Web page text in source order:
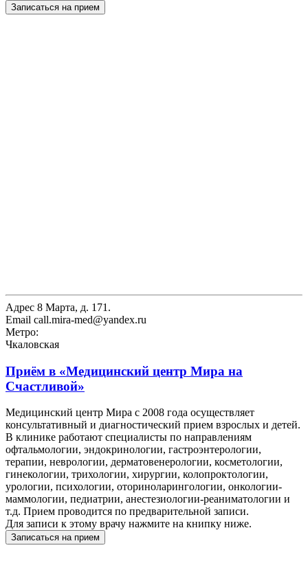
Записаться на прием
Адрес 8 Марта, д. 171.
Email call.mira-med@yandex.ru
Метро:
Чкаловская
Приём в «Медицинский центр Мира на
Счастливой»
Медицинский центр Мира с 2008 года осуществляет
консультативный и диагностический прием взрослых и детей.
В клинике работают специалисты по направлениям
офтальмологии, эндокринологии, гастроэнтерологии,
терапии, неврологии, дерматовенерологии, косметологии,
гинекологии, трихологии, хирургии, колопроктологии,
урологии, психологии, оториноларингологии, онкологии-
маммологии, педиатрии, анестезиологии-реаниматологии и
т.д. Прием проводится по предварительной записи.
Для записи к этому врачу нажмите на книпку ниже.
Записаться на прием